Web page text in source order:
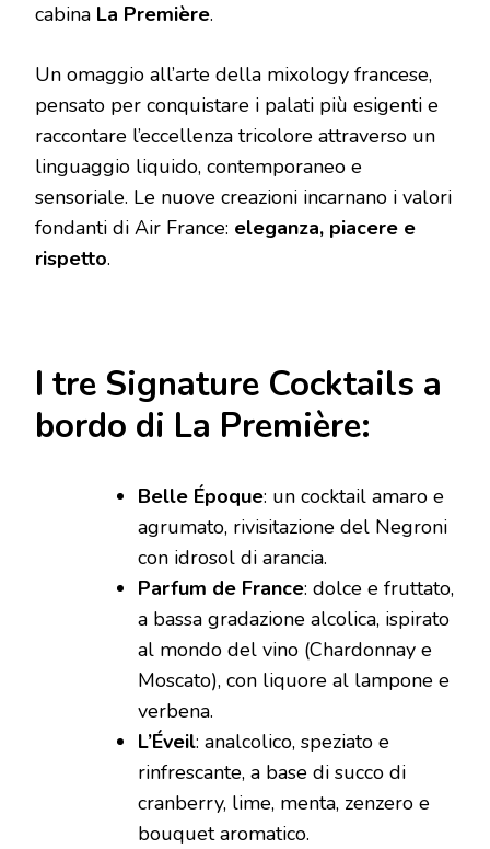
cabina La Première.
Un omaggio all’arte della mixology francese,
pensato per conquistare i palati più esigenti e
raccontare l’eccellenza tricolore attraverso un
linguaggio liquido, contemporaneo e
sensoriale. Le nuove creazioni incarnano i valori
fondanti di Air France: eleganza, piacere e
rispetto.
I tre Signature Cocktails a
bordo di La Première:
Belle Époque: un cocktail amaro e
agrumato, rivisitazione del Negroni
con idrosol di arancia.
Parfum de France: dolce e fruttato,
a bassa gradazione alcolica, ispirato
al mondo del vino (Chardonnay e
Moscato), con liquore al lampone e
verbena.
L’Éveil: analcolico, speziato e
rinfrescante, a base di succo di
cranberry, lime, menta, zenzero e
bouquet aromatico.